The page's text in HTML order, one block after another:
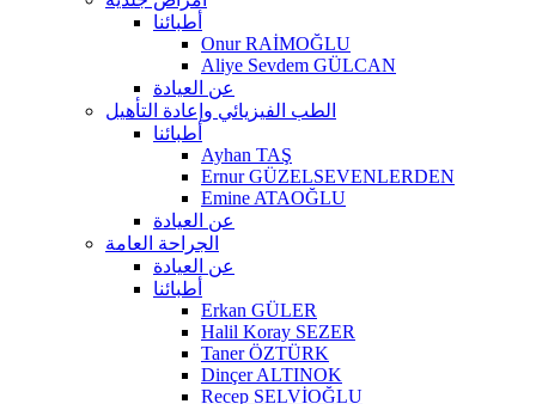
أطبائنا
Onur RAİMOĞLU
Aliye Sevdem GÜLCAN
عن العيادة
الطب الفيزيائي وإعادة التأهيل
أطبائنا
Ayhan TAŞ
Ernur GÜZELSEVENLERDEN
Emine ATAOĞLU
عن العيادة
الجراحة العامة
عن العيادة
أطبائنا
Erkan GÜLER
Halil Koray SEZER
Taner ÖZTÜRK
Dinçer ALTINOK
Recep SELVİOĞLU